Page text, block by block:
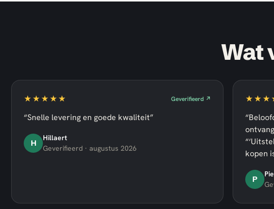
Wat
★★★★★ Geverifieerd ↗
“Snelle levering en goede kwaliteit”
H
Hillaert
Geverifieerd · augustus 2026
kopen
P